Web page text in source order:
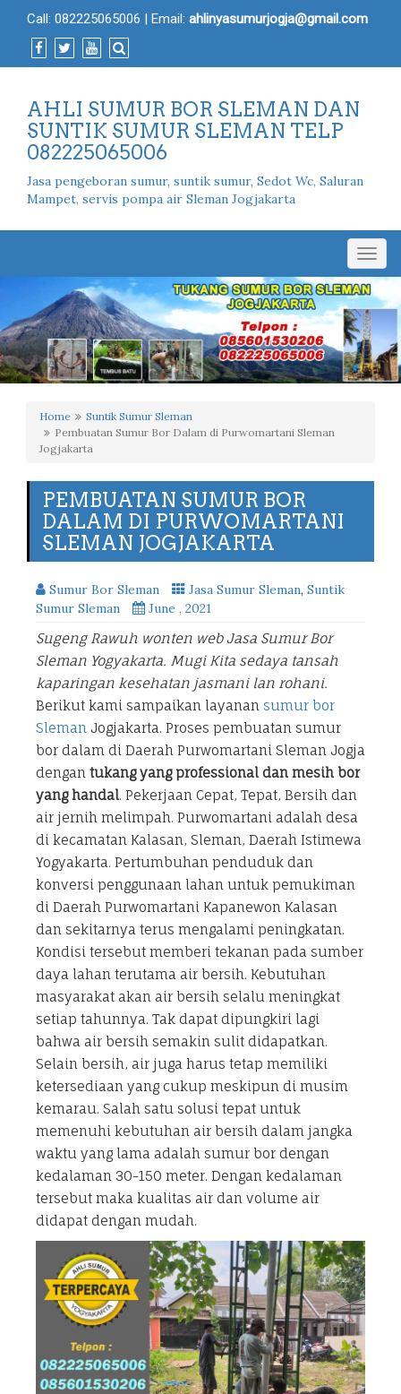
Call: 082225065006 | Email: ahlinyasumurjogja@gmail.com
AHLI SUMUR BOR SLEMAN DAN
SUNTIK SUMUR SLEMAN TELP
082225065006
Jasa pengeboran sumur, suntik sumur, Sedot Wc, Saluran
Mampet, servis pompa air Sleman Jogjakarta
Home
Suntik Sumur Sleman
Pembuatan Sumur Bor Dalam di Purwomartani Sleman
Jogjakarta
PEMBUATAN SUMUR BOR
DALAM DI PURWOMARTANI
SLEMAN JOGJAKARTA
Sumur Bor Sleman Jasa Sumur Sleman, Suntik
Sumur Sleman
June , 2021
Sugeng Rawuh wonten web Jasa Sumur Bor
Sleman Yogyakarta. Mugi Kita sedaya tansah
kaparingan kesehatan jasmani lan rohani.
Berikut kami sampaikan layanan sumur bor
Sleman Jogjakarta. Proses pembuatan sumur
bor dalam di Daerah Purwomartani Sleman Jogja
dengan tukang yang professional dan mesih bor
yang handal. Pekerjaan Cepat, Tepat, Bersih dan
air jernih melimpah. Purwomartani adalah desa
di kecamatan Kalasan, Sleman, Daerah Istimewa
Yogyakarta. Pertumbuhan penduduk dan
konversi penggunaan lahan untuk pemukiman
di Daerah Purwomartani Kapanewon Kalasan
dan sekitarnya terus mengalami peningkatan.
Kondisi tersebut memberi tekanan pada sumber
daya lahan terutama air bersih. Kebutuhan
masyarakat akan air bersih selalu meningkat
setiap tahunnya. Tak dapat dipungkiri lagi
bahwa air bersih semakin sulit didapatkan.
Selain bersih, air juga harus tetap memiliki
ketersediaan yang cukup meskipun di musim
kemarau. Salah satu solusi tepat untuk
memenuhi kebutuhan air bersih dalam jangka
waktu yang lama adalah sumur bor dengan
kedalaman 30-150 meter. Dengan kedalaman
tersebut maka kualitas air dan volume air
didapat dengan mudah.